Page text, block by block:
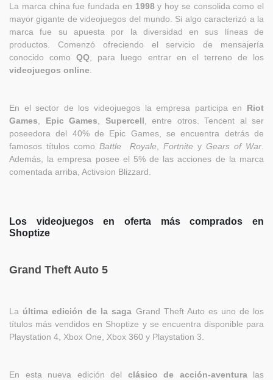
La marca china fue fundada en 1998y hoy se consolida como el
mayor gigante de videojuegos del mundo. Si algo caracterizó a la
marca fue su apuesta por la diversidad en sus líneas de
productos. Comenzó ofreciendo el servicio de mensajería
conocido comoQQ , para luego entrar en el terreno de los
videojuegos online
En el sector de los videojuegos la empresa participa en Riot
Games
Epic Games Supercell , entre otros. Tencent al ser
poseedora del 40% de Epic Games, se encuentra detrás de
famosos títulos como Battle Royale Fortnite y Gears of War
Además, la empresa posee el 5% de las acciones de la marca
comentada arriba, Activsion Blizzard.
Los videojuegos en oferta más comprados en
Shoptize
Grand Theft Auto 5
La última edición de la saga Grand Theft Auto es uno de los
títulos más vendidos en Shoptize y se encuentra disponible para
Playstation 4, Xbox One, Xbox 360 y Playstation 3.
En esta nueva edición del clásico de acción-aventuralas